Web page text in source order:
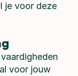
je voor deze
voor jouw